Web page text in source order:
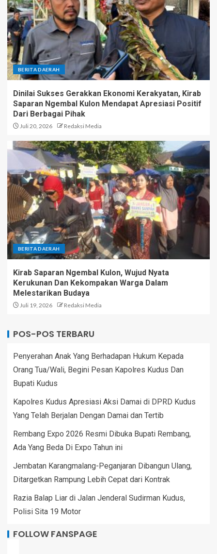
BERITA DAERAH
Dinilai Sukses Gerakkan Ekonomi Kerakyatan, Kirab
Saparan Ngembal Kulon Mendapat Apresiasi Positif
Dari Berbagai Pihak
Juli 20, 2026 Redaksi Media
BERITA DAERAH
Kirab Saparan Ngembal Kulon, Wujud Nyata
Kerukunan Dan Kekompakan Warga Dalam
Melestarikan Budaya
Juli 19, 2026 Redaksi Media
POS-POS TERBARU
Penyerahan Anak Yang Berhadapan Hukum Kepada
Orang Tua/Wali, Begini Pesan Kapolres Kudus Dan
Bupati Kudus
Kapolres Kudus Apresiasi Aksi Damai di DPRD Kudus
Yang Telah Berjalan Dengan Damai dan Tertib
Rembang Expo 2026 Resmi Dibuka Bupati Rembang,
Ada Yang Beda Di Expo Tahun ini
Jembatan Karangmalang-Peganjaran Dibangun Ulang,
Ditargetkan Rampung Lebih Cepat dari Kontrak
Razia Balap Liar di Jalan Jenderal Sudirman Kudus,
Polisi Sita 19 Motor
FOLLOW FANSPAGE